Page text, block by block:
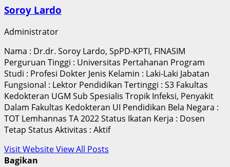
Soroy Lardo
Administrator
Nama : Dr.dr. Soroy Lardo, SpPD-KPTI, FINASIM
Perguruan Tinggi : Universitas Pertahanan Program
Studi : Profesi Dokter Jenis Kelamin : Laki-Laki Jabatan
Fungsional : Lektor Pendidikan Tertinggi : S3 Fakultas
Kedokteran UGM Sub Spesialis Tropik Infeksi, Penyakit
Dalam Fakultas Kedokteran UI Pendidikan Bela Negara :
TOT Lemhannas TA 2022 Status Ikatan Kerja : Dosen
Tetap Status Aktivitas : Aktif
Visit WebsiteView All Posts
Bagikan